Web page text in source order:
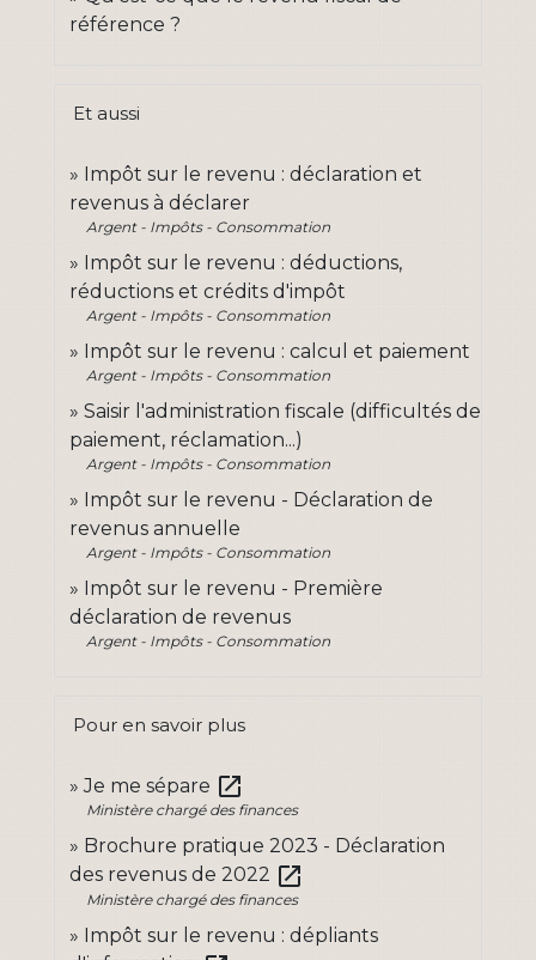
référence ?
Et aussi
Impôt sur le revenu : déclaration et
revenus à déclarer
Argent - Impôts - Consommation
Impôt sur le revenu : déductions,
réductions et crédits d'impôt
Argent - Impôts - Consommation
Impôt sur le revenu : calcul et paiement
Argent - Impôts - Consommation
Saisir l'administration fiscale (difficultés de
paiement, réclamation...)
Argent - Impôts - Consommation
Impôt sur le revenu - Déclaration de
revenus annuelle
Argent - Impôts - Consommation
Impôt sur le revenu - Première
déclaration de revenus
Argent - Impôts - Consommation
Pour en savoir plus
Je me sépare open_in_new
Ministère chargé des finances
Brochure pratique 2023 - Déclaration
des revenus de 2022 open_in_new
Ministère chargé des finances
Impôt sur le revenu : dépliants